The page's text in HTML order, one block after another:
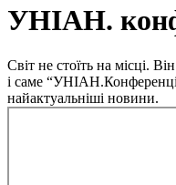
УНІАН.
Світ не стоїть на місці.
і саме
найактуальніші новини.